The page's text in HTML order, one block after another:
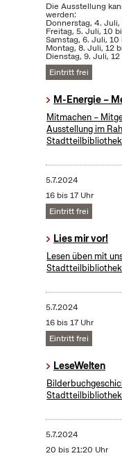
Die Ausstellung
werden:
Donnerstag, 4. Juli,
Freitag, 5. Juli, 10
Samstag, 6. Juli, 10
Montag, 8. Juli, 12
Dienstag, 9. Juli, 12
Eintritt frei
M-Energie –
Mitmachen –
Ausstellung im
5.7.2024
16 bis 17 Uhr
Eintritt frei
Lies mir vor!
Lesen üben mit
5.7.2024
16 bis 17 Uhr
Eintritt frei
LeseWelten
5.7.2024
20 bis 21:20 Uhr